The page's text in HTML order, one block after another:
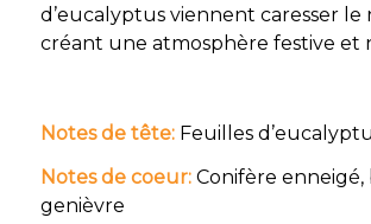
d’eucalyptus viennent caresser le
créant une atmosphère festive et
Notes de tête:Feuilles
Notes de coeur:Conifère enneigé,
genièvre